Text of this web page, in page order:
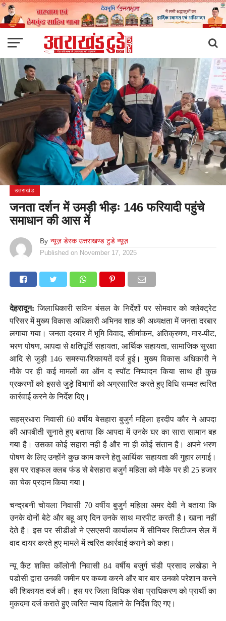
उत्तराखंड
जनता दर्शन में उमड़ी भीड़ः 146 फरियादी पहुंचे
समाधान की आस में
By न्यूज़ डेस्क उत्तराखण्ड टुडे न्यूज़
Published on November 17, 2025
देहरादून: जिलाधिकारी सविन बंसल के निर्देशों पर सोमवार को क्लेक्ट्रेट
परिसर में मुख्य विकास अधिकारी अभिनव शाह की अध्यक्षता में जनता दरबार
लगाया गया। जनता दरबार में भूमि विवाद, सीमांकन, अतिक्रमण, मार-पीट,
भरण पोषण, आपदा से क्षतिपूर्ति सहायता, आर्थिक सहायता, सामाजिक सुरक्षा
आदि से जुड़ी 146 समस्या/शिकायतें दर्ज हुई। मुख्य विकास अधिकारी ने
मौके पर ही कई मामलों का ऑन द स्पॉट निष्पादन किया साथ ही कुछ
प्रकरणों को इससे जुड़े विभागों को अग्रसारित करते हुए विधि सम्मत त्वरित
कार्रवाई करने के निर्देश दिए।
सहस्रधारा निवासी 60 वर्षीय बेसहारा बुजुर्ग महिला हरदीप कौर ने आपदा
की आपबीती सुनाते हुए बताया कि आपदा में उनके घर का सारा सामान बह
गया है। उसका कोई सहारा नही है और ना ही कोई संतान है। अपने भरण
पोषण के लिए उन्होंने कुछ काम करने हेतु आर्थिक सहायता की गुहार लगाई।
इस पर राइफल क्लब फंड से बेसहारा बजुर्ग महिला को मौके पर ही 25 हजार
का चेक प्रदान किया गया।
चन्द्रबनी चोयला निवासी 70 वर्षीय बुजुर्ग महिला अमर देवी ने बताया कि
उनके दोनों बेटे और बहू आए दिन उनके साथ मारपीट करती है। खाना नहीं
देते है। इस पर सीडीओ ने एसएसपी कार्यालय में सीनियर सिटीजन सेल में
वाद दायर करते हुए मामले में त्वरित कार्रवाई कराने को कहा।
न्यू कैंट शक्ति कॉलोनी निवासी 84 वर्षीय बजुर्ग चंडी प्रसाद लखेडा ने
पडोसी द्वारा उनकी जमीन पर कब्जा करने और बार बार उनको परेशान करने
की शिकायत दर्ज की। इस पर जिला विधिक सेवा प्राधिकरण को प्रार्थी का
मुकदमा दर्ज कराते हुए त्वरित न्याय दिलाने के निर्देश दिए गए।